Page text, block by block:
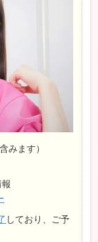
みます）
しており、ご予